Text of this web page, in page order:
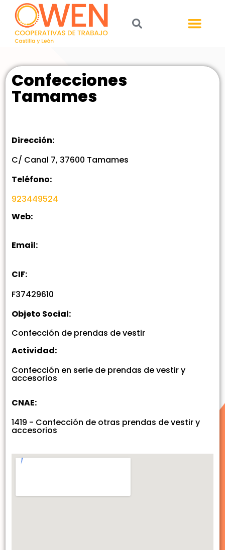
Confecciones
Tamames
Dirección:
C/ Canal 7, 37600 Tamames
Teléfono:
923449524
Web:
Email:
CIF:
F37429610
Objeto Social:
Confección de prendas de vestir
Actividad:
Confección en serie de prendas de vestir y
accesorios
CNAE:
1419 - Confección de otras prendas de vestir y
accesorios